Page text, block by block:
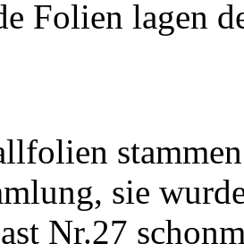
Folien lagen
sie
Nr.27